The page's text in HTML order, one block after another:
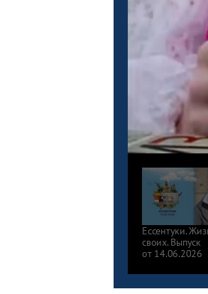
Ессентуки.
своих. Выпуск
от 14.06.2026